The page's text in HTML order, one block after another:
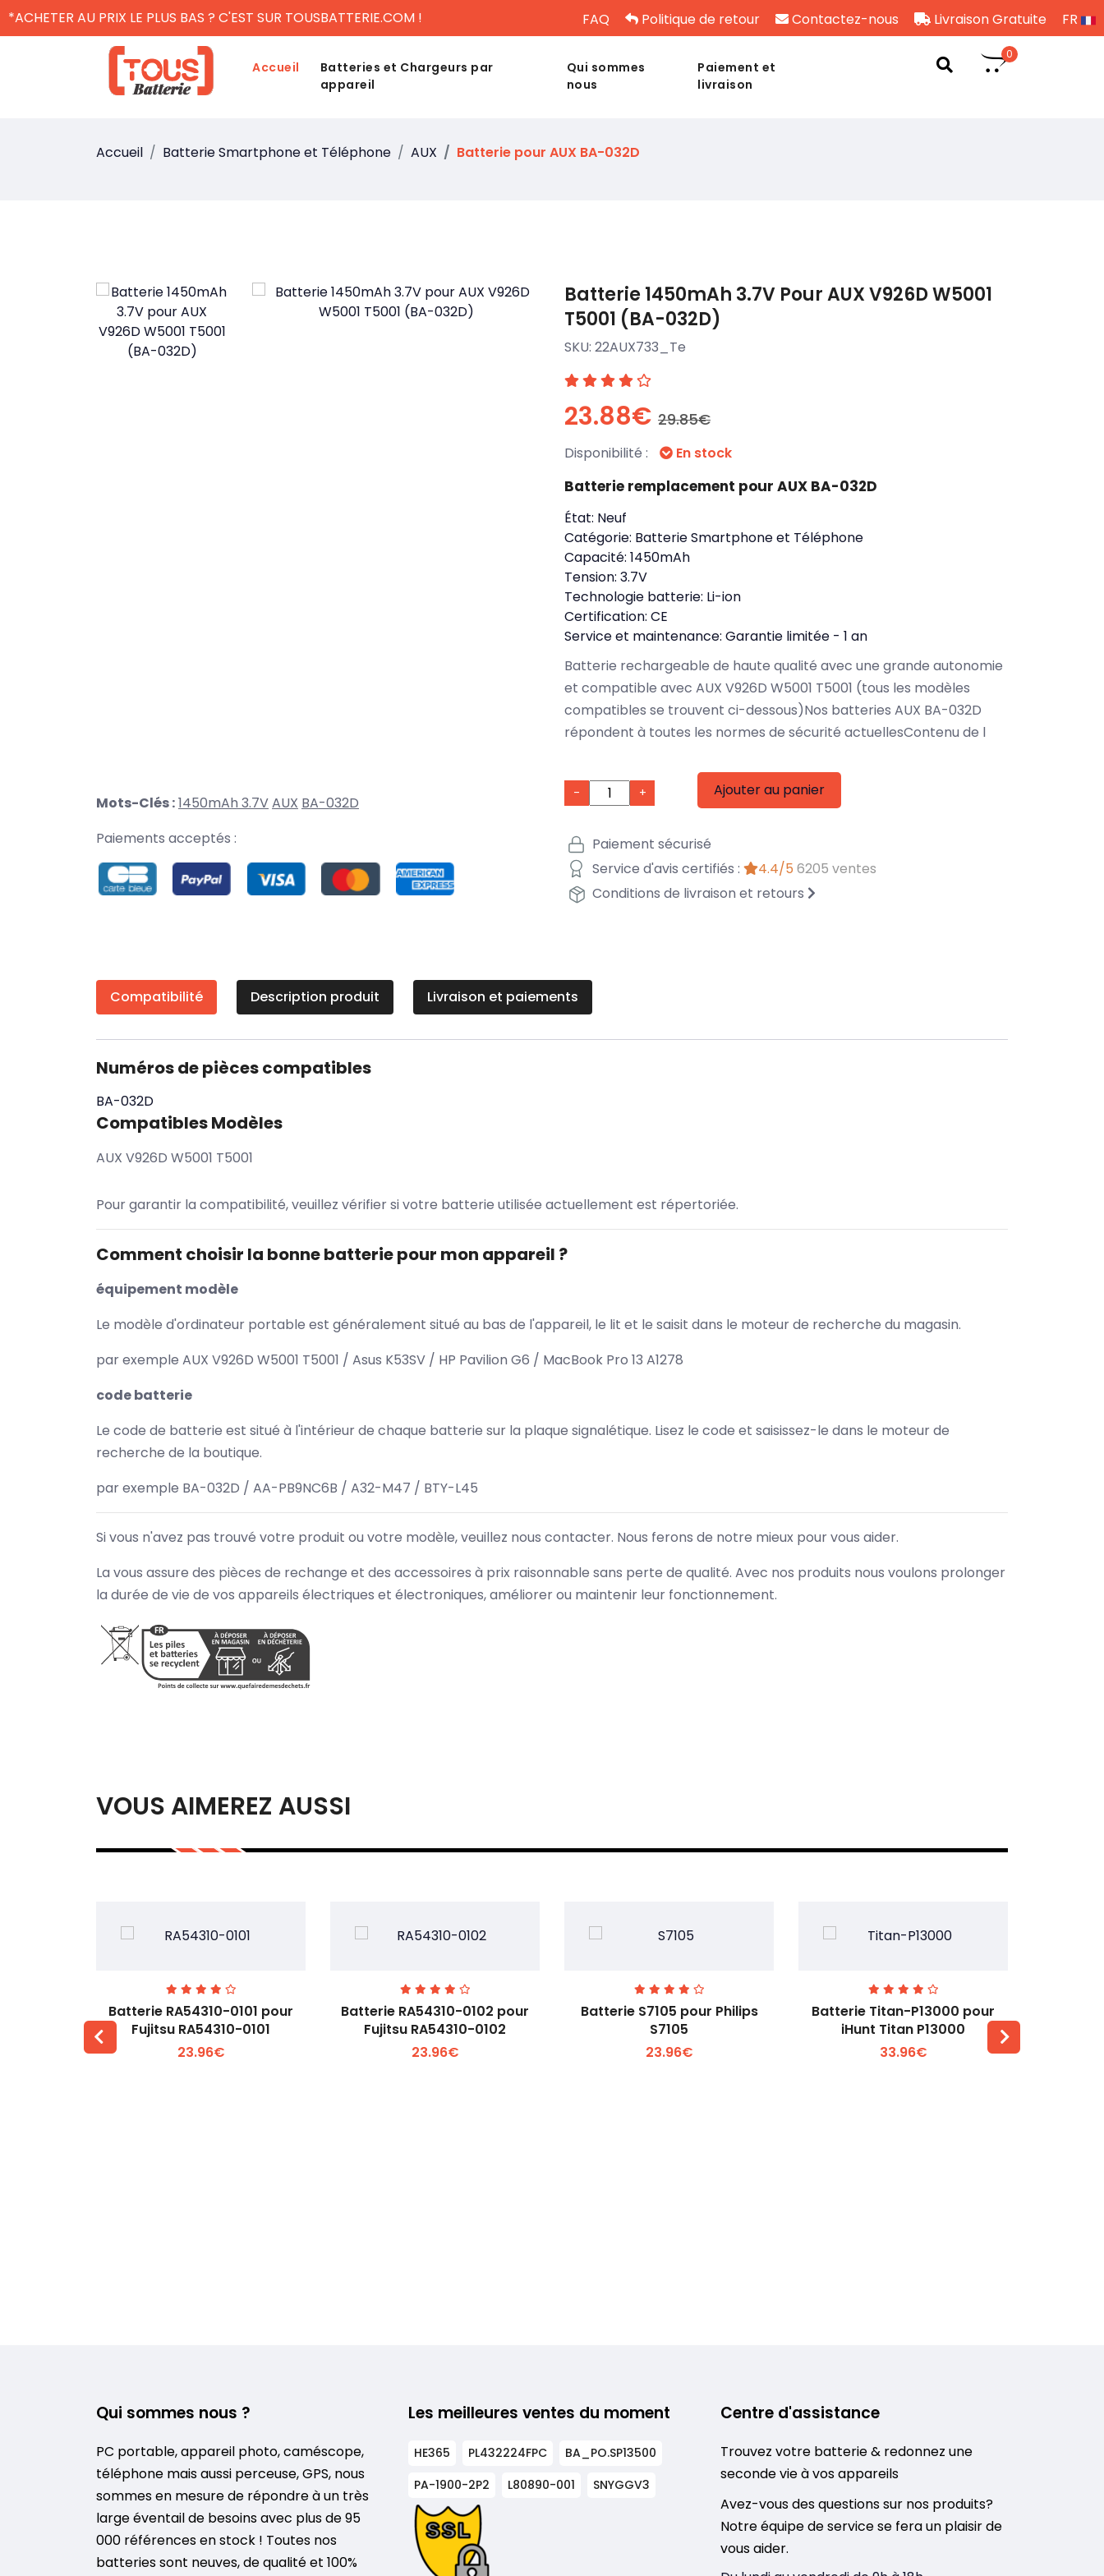
*ACHETER AU PRIX LE PLUS BAS ? C'EST SUR TOUSBATTERIE.COM ! FAQ Politique de retour Contactez-nous Livraison Gratuite FR
Accueil
Batteries et Chargeurs par
appareil
Qui sommes
nous
Paiement et
livraison
0
Accueil Batterie Smartphone et Téléphone AUX Batterie pour AUX BA-032D
Mots-Clés :1450mAh 3.7VAUX BA-032D
Paiements acceptés :
Batterie 1450mAh 3.7V Pour AUX V926D W5001
T5001 (BA-032D)
SKU: 22AUX733_Te
23.88€ 29.85€
Disponibilité : En stock
Batterie remplacement pour AUX BA-032D
État: Neuf
Catégorie: Batterie Smartphone et Téléphone
Capacité: 1450mAh
Tension: 3.7V
Technologie batterie: Li-ion
Certification: CE
Service et maintenance: Garantie limitée - 1 an
Batterie rechargeable de haute qualité avec une grande autonomie
et compatible avec AUX V926D W5001 T5001 (tous les modèles
compatibles se trouvent ci-dessous)Nos batteries AUX BA-032D
répondent à toutes les normes de sécurité actuellesContenu de l
- + Ajouter au panier
Paiement sécurisé
Service d'avis certifiés :
4.4/5 6205 ventes
Conditions de livraison et retours
Compatibilité Description produit Livraison et paiements
Numéros de pièces compatibles
BA-032D
Compatibles Modèles
AUX V926D W5001 T5001
Pour garantir la compatibilité, veuillez vérifier si votre batterie utilisée actuellement est répertoriée.
Comment choisir la bonne batterie pour mon appareil ?
équipement modèle
Le modèle d'ordinateur portable est généralement situé au bas de l'appareil, le lit et le saisit dans le moteur de recherche du magasin.
par exemple AUX V926D W5001 T5001 / Asus K53SV / HP Pavilion G6 / MacBook Pro 13 A1278
code batterie
Le code de batterie est situé à l'intérieur de chaque batterie sur la plaque signalétique. Lisez le code et saisissez-le dans le moteur de
recherche de la boutique.
par exemple BA-032D / AA-PB9NC6B / A32-M47 / BTY-L45
Si vous n'avez pas trouvé votre produit ou votre modèle, veuillez nous contacter. Nous ferons de notre mieux pour vous aider.
La vous assure des pièces de rechange et des accessoires à prix raisonnable sans perte de qualité. Avec nos produits nous voulons prolonger
la durée de vie de vos appareils électriques et électroniques, améliorer ou maintenir leur fonctionnement.
VOUS AIMEREZ AUSSI
Voir plus +
Batterie RA54310-0101 pour
Fujitsu RA54310-0101
23.96€
Voir plus +
Batterie RA54310-0102 pour
Fujitsu RA54310-0102
23.96€
Voir plus +
Batterie S7105 pour Philips
S7105
23.96€
Voir plus +
Batterie Titan-P13000 pour
iHunt Titan P13000
33.96€
Qui sommes nous ?
PC portable, appareil photo, caméscope,
téléphone mais aussi perceuse, GPS, nous
sommes en mesure de répondre à un très
large éventail de besoins avec plus de 95
000 références en stock ! Toutes nos
batteries sont neuves, de qualité et 100%
Les meilleures ventes du moment
HE365 PL432224FPC
BA_PO.SP13500
PA-1900-2P2
L80890-001 SNYGGV3
Centre d'assistance
Trouvez votre batterie & redonnez une
seconde vie à vos appareils
Avez-vous des questions sur nos produits?
Notre équipe de service se fera un plaisir de
vous aider.